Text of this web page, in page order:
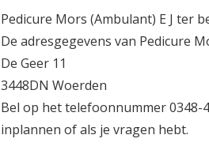
Pedicure Mors (Ambulant) E J ter
De adresgegevens van Pedicure
De Geer 11
3448DN Woerden
Bel op het telefoonnummer 0348-
inplannen of als je vragen hebt.